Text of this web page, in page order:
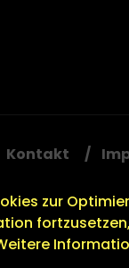
Kontakt
zur